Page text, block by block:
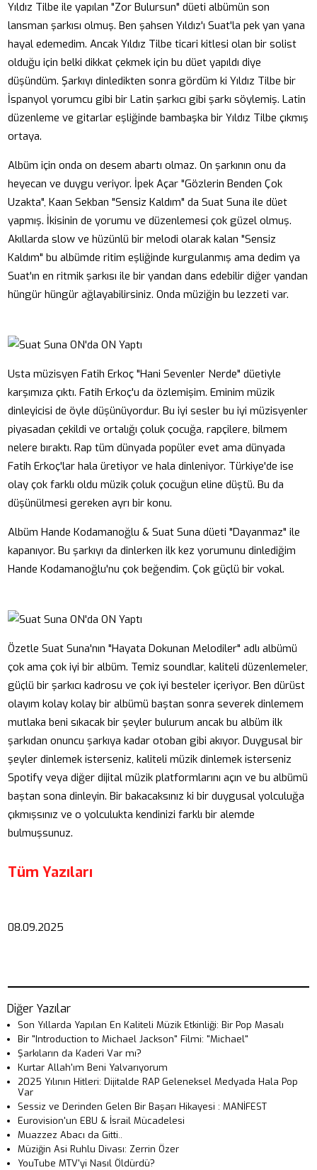
Yıldız Tilbe ile yapılan "Zor Bulursun" düeti albümün son
lansman şarkısı olmuş. Ben şahsen Yıldız'ı Suat'la pek yan yana
hayal edemedim. Ancak Yıldız Tilbe ticari kitlesi olan bir solist
olduğu için belki dikkat çekmek için bu düet yapıldı diye
düşündüm. Şarkıyı dinledikten sonra gördüm ki Yıldız Tilbe bir
İspanyol yorumcu gibi bir Latin şarkıcı gibi şarkı söylemiş. Latin
düzenleme ve gitarlar eşliğinde bambaşka bir Yıldız Tilbe çıkmış
ortaya.
Albüm için onda on desem abartı olmaz. On şarkının onu da
heyecan ve duygu veriyor. İpek Açar "Gözlerin Benden Çok
Uzakta", Kaan Sekban "Sensiz Kaldım" da Suat Suna ile düet
yapmış. İkisinin de yorumu ve düzenlemesi çok güzel olmuş.
Akıllarda slow ve hüzünlü bir melodi olarak kalan "Sensiz
Kaldım" bu albümde ritim eşliğinde kurgulanmış ama dedim ya
Suat'ın en ritmik şarkısı ile bir yandan dans edebilir diğer yandan
hüngür hüngür ağlayabilirsiniz. Onda müziğin bu lezzeti var.
Usta müzisyen Fatih Erkoç "Hani Sevenler Nerde" düetiyle
karşımıza çıktı. Fatih Erkoç'u da özlemişim. Eminim müzik
dinleyicisi de öyle düşünüyordur. Bu iyi sesler bu iyi müzisyenler
piyasadan çekildi ve ortalığı çoluk çocuğa, rapçilere, bilmem
nelere bıraktı. Rap tüm dünyada popüler evet ama dünyada
Fatih Erkoç'lar hala üretiyor ve hala dinleniyor. Türkiye'de ise
olay çok farklı oldu müzik çoluk çocuğun eline düştü. Bu da
düşünülmesi gereken ayrı bir konu.
Albüm Hande Kodamanoğlu & Suat Suna düeti "Dayanmaz" ile
kapanıyor. Bu şarkıyı da dinlerken ilk kez yorumunu dinlediğim
Hande Kodamanoğlu'nu çok beğendim. Çok güçlü bir vokal.
Özetle Suat Suna'nın "Hayata Dokunan Melodiler" adlı albümü
çok ama çok iyi bir albüm. Temiz soundlar, kaliteli düzenlemeler,
güçlü bir şarkıcı kadrosu ve çok iyi besteler içeriyor. Ben dürüst
olayım kolay kolay bir albümü baştan sonra severek dinlemem
mutlaka beni sıkacak bir şeyler bulurum ancak bu albüm ilk
şarkıdan onuncu şarkıya kadar otoban gibi akıyor. Duygusal bir
şeyler dinlemek isterseniz, kaliteli müzik dinlemek isterseniz
Spotify veya diğer dijital müzik platformlarını açın ve bu albümü
baştan sona dinleyin. Bir bakacaksınız ki bir duygusal yolculuğa
çıkmışsınız ve o yolculukta kendinizi farklı bir alemde
bulmuşsunuz.
Tüm Yazıları
08.09.2025
Diğer Yazılar
Son Yıllarda Yapılan En Kaliteli Müzik Etkinliği: Bir Pop Masalı
Bir "Introduction to Michael Jackson" Filmi: "Michael"
Şarkıların da Kaderi Var mı?
Kurtar Allah'ım Beni Yalvarıyorum
2025 Yılının Hitleri: Dijitalde RAP Geleneksel Medyada Hala Pop
Var
Sessiz ve Derinden Gelen Bir Başarı Hikayesi : MANİFEST
Eurovision'un EBU & İsrail Mücadelesi
Muazzez Abacı da Gitti..
Müziğin Asi Ruhlu Divası: Zerrin Özer
YouTube MTV'yi Nasıl Öldürdü?